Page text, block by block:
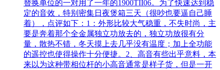
替换单位的一对用了一年的1900TII06。为了快速达到稳
定的音效，特别密集日夜煲箱三天（很吵也要逼自己睡
着），点评如下：1：外形比较大气稳重，不失时尚，主
要是奔着那个全金属独立功放去的，独立功放很有分
量，散热不错，冬天摸上去几乎没有温度；加上全功能
的遥控也使得操作十分便捷。2、高音有些出乎意料，本
来以为这种带相位杆的小高音通常是样子货，但是一开